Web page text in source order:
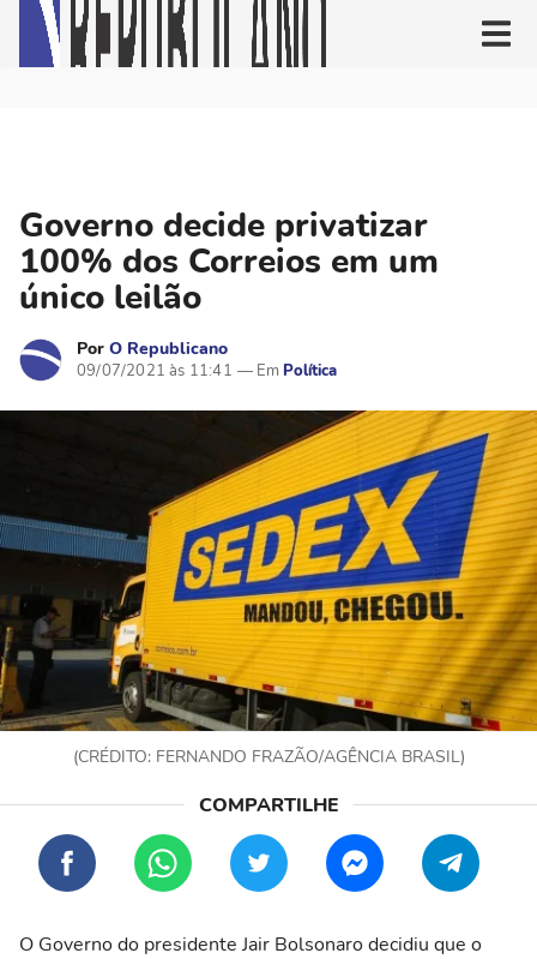
Governo decide privatizar
100% dos Correios em um
único leilão
Por O Republicano
09/07/2021 às 11:41 Política
(CRÉDITO: FERNANDO FRAZÃO/AGÊNCIA BRASIL)
O Governo do presidente Jair Bolsonaro decidiu que o